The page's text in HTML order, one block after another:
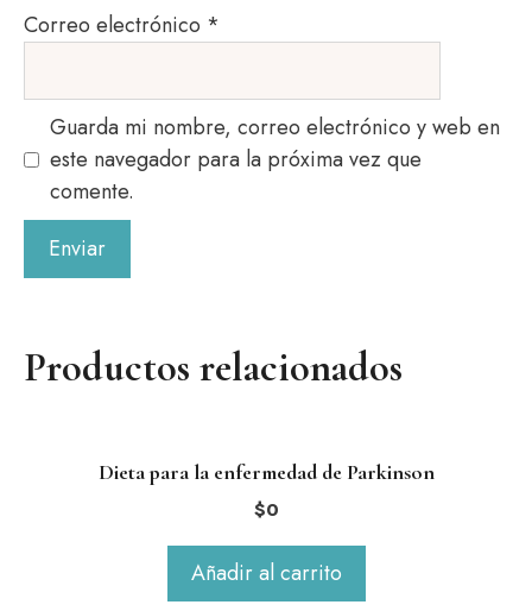
Correo electrónico *
Guarda mi nombre, correo electrónico y web en
este navegador para la próxima vez que
comente.
Productos relacionados
Dieta para la enfermedad de Parkinson
$0
Añadir al carrito